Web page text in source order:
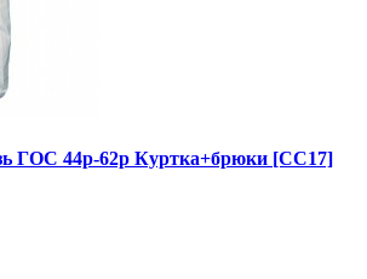
ГОС 44р-62р Куртка+брюки [СС17]